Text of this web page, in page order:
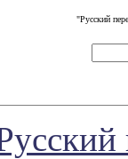
"Русский